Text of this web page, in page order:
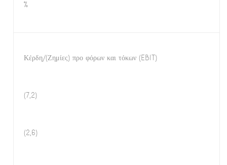
%
Κέρδη/(Ζημίες) προ φόρων και τόκων (EBIT)
(7,2)
(2,6)